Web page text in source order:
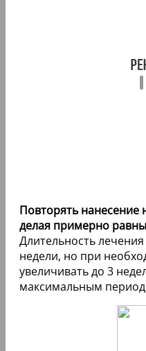
Повторять нанесение
делая примерно
Длительность
недели, но при
увеличивать до 3
максимальным